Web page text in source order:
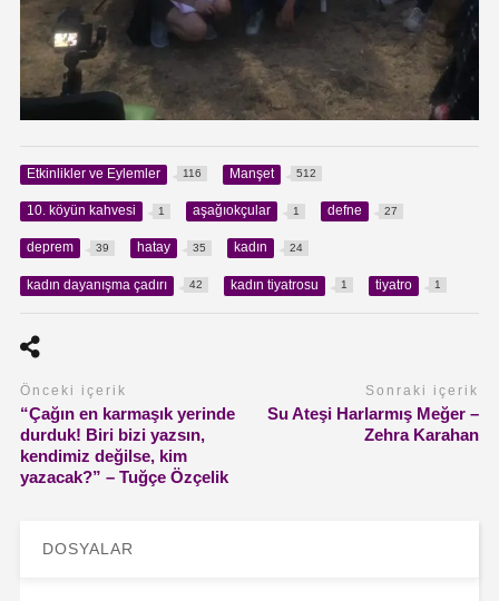
Etkinlikler ve Eylemler 116 Manşet 512
10. köyün kahvesi 1 aşağıokçular 1 defne 27
deprem 39 hatay 35 kadın 24
kadın dayanışma çadırı 42 kadın tiyatrosu 1 tiyatro 1
Önceki içerik
“Çağın en karmaşık yerinde
durduk! Biri bizi yazsın,
kendimiz değilse, kim
yazacak?” – Tuğçe Özçelik
Sonraki içerik
Su Ateşi Harlarmış Meğer –
Zehra Karahan
DOSYALAR